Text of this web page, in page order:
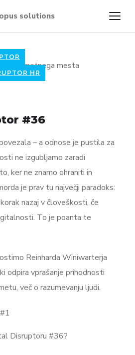
HR
#36
– a odnose je pustila za
ne izgubljamo zaradi
ker ne znamo ohraniti in
je prav tu največji paradoks:
nazaj v človeškosti, če
To je poanta te
Reinharda Winiwarterja
odpira vprašanje prihodnosti
več o razumevanju ljudi.
Disruptoru #36?